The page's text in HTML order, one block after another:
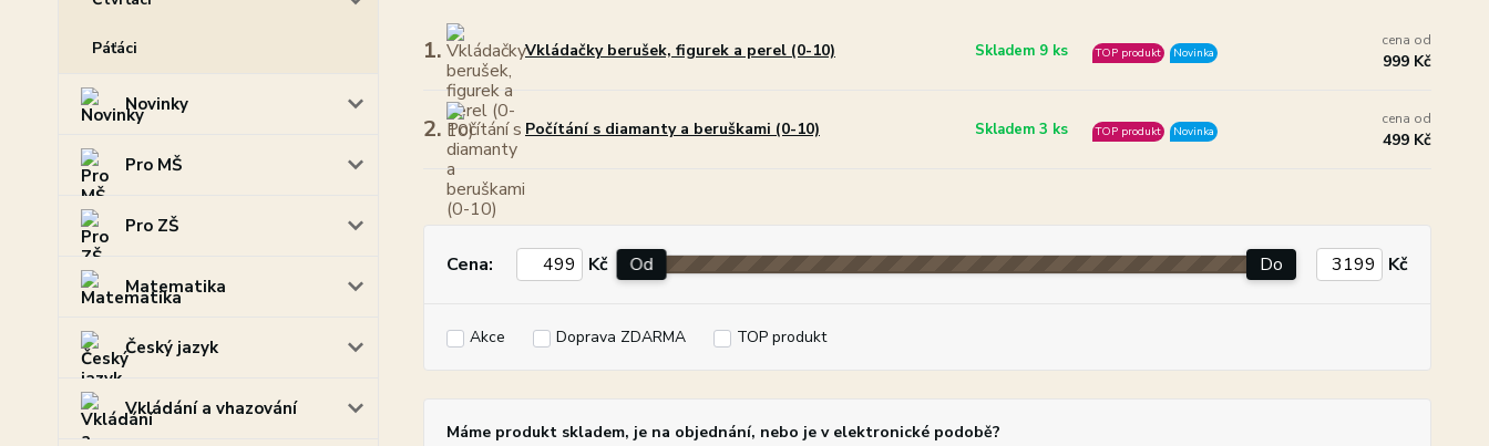
Páťáci
Novinky
Pro MŠ
Pro ZŠ
Matematika
Český jazyk
Vkládání a vhazování
1. Vkládačky berušek, figurek a perel (0-10) Skladem 9 ks TOP produkt Novinka
cena od
999 Kč
2. Počítání s diamanty a beruškami (0-10) Skladem 3 ks TOP produkt Novinka
cena od
499 Kč
Cena: Kč Od Do Kč
Akce Doprava ZDARMA TOP produkt
Máme produkt skladem, je na objednání, nebo je v elektronické podobě?